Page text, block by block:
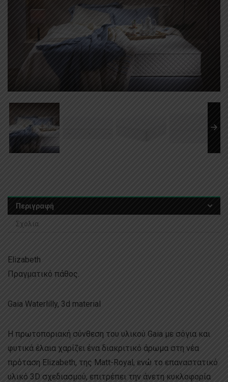
Περιγραφή
Σχόλια
Elizabeth
Πραγματικό πάθος.
Gaia Waterlilly, 3d material
Η πρωτοποριακή σύνθεση του υλικού Gaia με σόγια και
φυτικά έλαια χαρίζει ένα διακριτικό άρωμα στη νέα
πρόταση Elizabeth, της Matt-Royal, ενώ το επαναστατικό
υλικό 3D σχεδιασμού, επιτρέπει την άνετη κυκλοφορία